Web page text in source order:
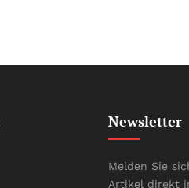
Newsletter
Melden Sie
Artikel direkt